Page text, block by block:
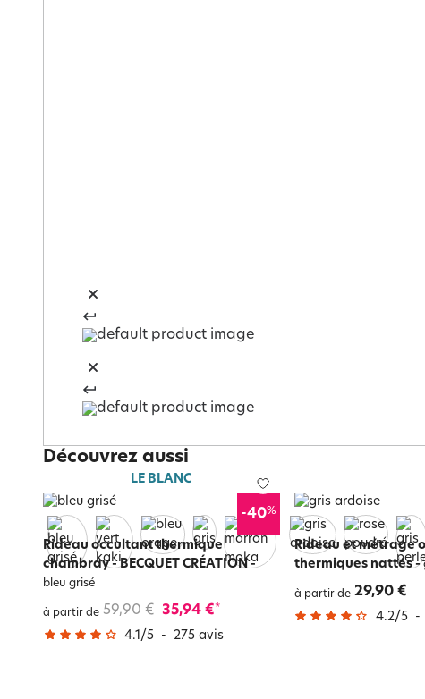
Découvrez aussi
LE BLANC
-40%
Rideau occultant thermique
chambray - BECQUET CRÉATION-
bleu grisé
à partir de 59,90 € 35,94 €*
4.1 /5 - 275 avis
Rideau et métrage
thermiques nattés-
à partir de 29,90 €
4.2/5 -